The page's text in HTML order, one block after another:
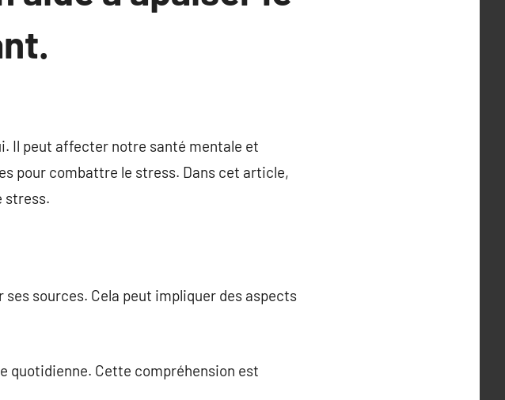
Il peut affecter notre santé mentale et
pour combattre le stress. Dans cet article,
stress.
sources. Cela peut impliquer des aspects
quotidienne. Cette compréhension est